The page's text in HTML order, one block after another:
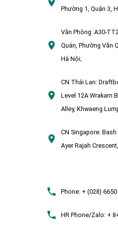
Phường 1, Quận 3,
Văn Phòng:A30-
Quán, Phường Văn
Hà Nội;
CN Thái Lan:
Level 12A Wrakarn
Alley, Khwaeng
CN Singapore: Bash
Ayer Rajah
Phone:+ (028) 6650
HR Phone/Zalo:+